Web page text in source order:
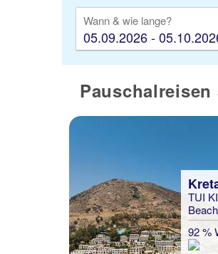
Wann & wie lange?
05.09.2026 -
TUI
Beach
92 %